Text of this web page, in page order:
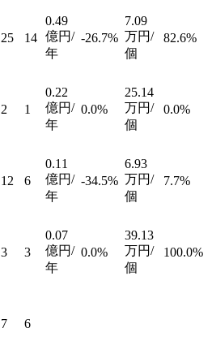
25 14
0.49
億円/
年
-26.7%
7.09
万円/
個
82.6%
2 1
0.22
億円/
年
0.0%
25.14
万円/
個
0.0%
12 6
0.11
億円/
年
-34.5%
6.93
万円/
個
7.7%
3 3
0.07
億円/
年
0.0%
39.13
万円/
個
100.0%
7 6